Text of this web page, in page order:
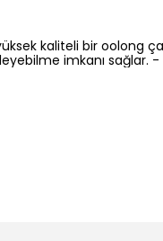
kaliteli bir oolong
imkanı sağlar.